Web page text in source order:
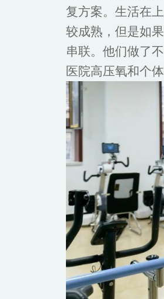
复方案。生活在
较成熟，但是如
串联。他们做了
医院高压氧和个